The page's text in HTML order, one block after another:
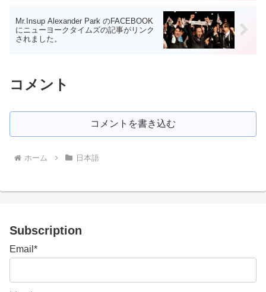
Mr.Insup Alexander Park のFACEBOOK
にニューヨークタイムズの記事がリンク
されました。
コメント
コメントを書き込む
ホーム 日本語
Subscription
Email*